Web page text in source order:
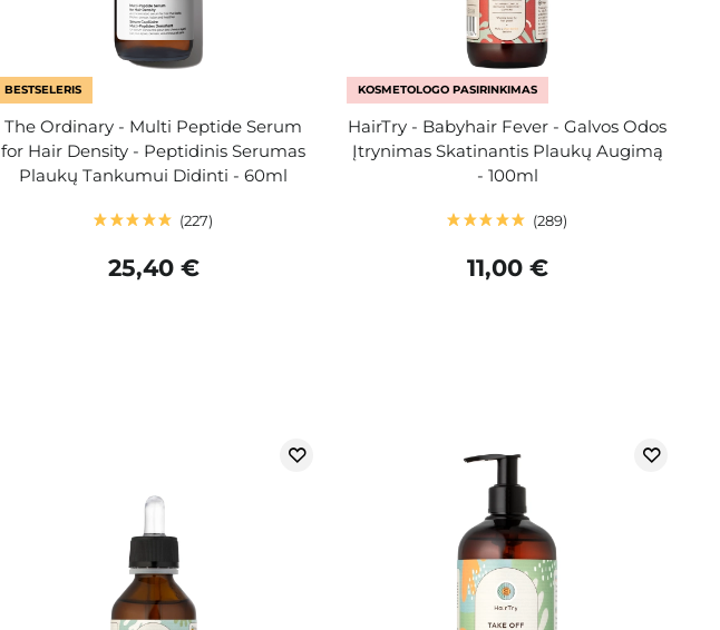
BESTSELERIS
The Ordinary - Multi Peptide Serum
for Hair Density - Peptidinis Serumas
Plaukų Tankumui Didinti - 60ml
227
25,40 €
KOSMETOLOGO PASIRINKIMAS
HairTry - Babyhair Fever - Galvos Odos
Įtrynimas Skatinantis Plaukų Augimą
- 100ml
289
11,00 €